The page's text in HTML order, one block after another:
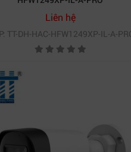
80°. Điều này giúp bao
như cửa ra vào, lối đi
bụi, chống nước, chịu
kiệm điện và dễ dàng
Liên hệ
TT-DH-HAC-HFW1249XP-IL-A-